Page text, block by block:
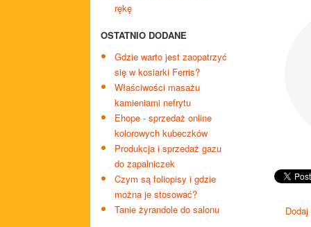
rękę
OSTATNIO DODANE
Gdzie warto jest zaopatrzyć
się w kosiarki Ferris?
Właściwości masażu
kamieniami nefrytu
Ehope - sprzedaż online
kolorowych kubeczków
Produkcja i sprzedaż gazu
do zapalniczek
Czym są foliopisy i gdzie
można je stosować?
Tanie żyrandole do salonu